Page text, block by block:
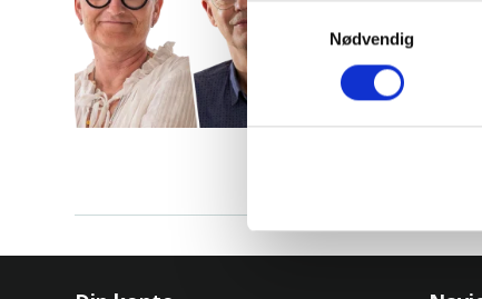
S
a
m
t
v
a
Nødvendig